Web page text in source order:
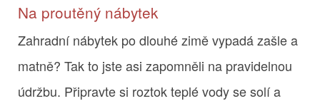
Na proutěný nábytek
Zahradní nábytek po dlouhé zimě vypadá zašle a
matně? Tak to jste asi zapomněli na pravidelnou
údržbu. Připravte si roztok teplé vody se solí a